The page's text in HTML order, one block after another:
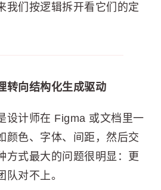
我们按逻辑拆开看它们的定
转向结构化生成驱动
设计师在 Figma 或文档里一
颜色、字体、间距，然后交
方式最大的问题很明显：更
对不上。